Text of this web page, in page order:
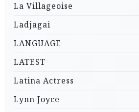
La Villageoise
Ladjagai
LANGUAGE
LATEST
Latina Actress
Lynn Joyce